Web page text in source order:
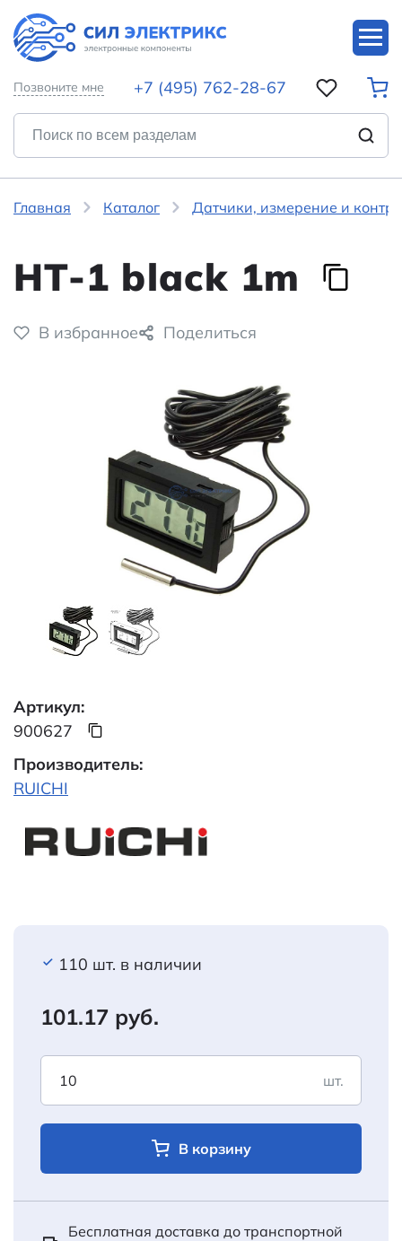
Позвоните мне +7 (495) 762-28-67
Главная Каталог Датчики, измерение и
HT-1 black 1m
В избранное Поделиться
Артикул:
900627
Производитель:
RUICHI
110 шт. в наличии
101.17 руб.
шт.
В корзину
Бесплатная доставка до транспортной